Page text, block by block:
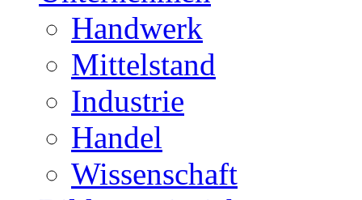
Handwerk
Mittelstand
Industrie
Handel
Wissenschaft